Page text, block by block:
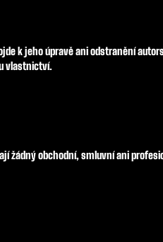
k jeho úpravě ani odstranění
vlastnictví.
žádný obchodní, smluvní ani